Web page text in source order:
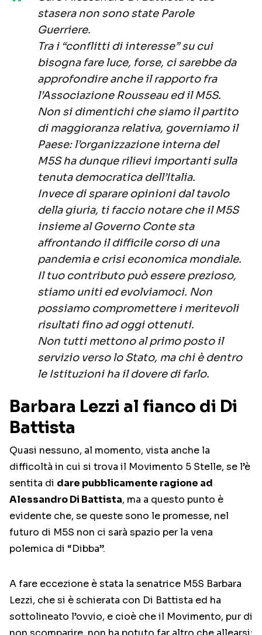
stasera non sono state Parole
Guerriere.
Tra i “conflitti di interesse” su cui
bisogna fare luce, forse, ci sarebbe da
approfondire anche il rapporto fra
l’Associazione Rousseau ed il M5S.
Non si dimentichi che siamo il partito
di maggioranza relativa, governiamo il
Paese: l’organizzazione interna del
M5S ha dunque rilievi importanti sulla
tenuta democratica dell’Italia.
Invece di sparare opinioni dal tavolo
della giuria, ti faccio notare che il M5S
insieme al Governo Conte sta
affrontando il difficile corso di una
pandemia e crisi economica mondiale.
Il tuo contributo può essere prezioso,
stiamo uniti ed evolviamoci. Non
possiamo compromettere i meritevoli
risultati fino ad oggi ottenuti.
Non tutti mettono al primo posto il
servizio verso lo Stato, ma chi è dentro
le Istituzioni ha il dovere di farlo.
Barbara Lezzi al fianco di Di
Battista
Quasi nessuno, al momento, vista anche la
difficoltà in cui si trova il Movimento 5 Stelle, se l’è
sentita di dare pubblicamente ragione ad
Alessandro Di Battista, ma a questo punto è
evidente che, se queste sono le promesse, nel
futuro di M5S non ci sarà spazio per la vena
polemica di “Dibba”.
A fare eccezione è stata la senatrice M5S Barbara
Lezzi, che si è schierata con Di Battista ed ha
sottolineato l’ovvio, e cioè che il Movimento, pur di